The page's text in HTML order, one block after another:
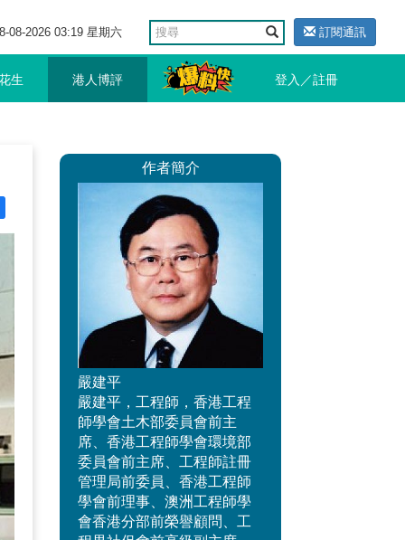
08-2026 03:19 星期六 訂閱通訊
生 港人博評 登入／註冊
作者簡介
嚴建平
嚴建平，工程師，香港工程
師學會土木部委員會前主
席、香港工程師學會環境部
委員會前主席、工程師註冊
管理局前委員、香港工程師
學會前理事、澳洲工程師學
會香港分部前榮譽顧問、工